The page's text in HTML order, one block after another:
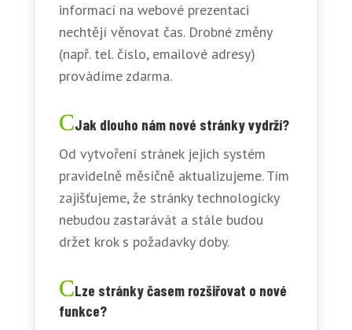
informací na webové prezentaci
nechtějí věnovat čas. Drobné změny
(např. tel. číslo, emailové adresy)
provádíme zdarma.
Jak dlouho nám nové stránky vydrží?
Od vytvoření stránek jejich systém
pravidelně měsíčně aktualizujeme. Tím
zajišťujeme, že stránky technologicky
nebudou zastarávát a stále budou
držet krok s požadavky doby.
Lze stránky časem rozšiřovat o nové
funkce?